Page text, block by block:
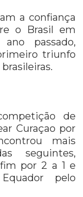
a confiança
o Brasil em
passado,
triunfo
de
Curaçao por
mais
seguintes,
por 2 a 1 e
pelo